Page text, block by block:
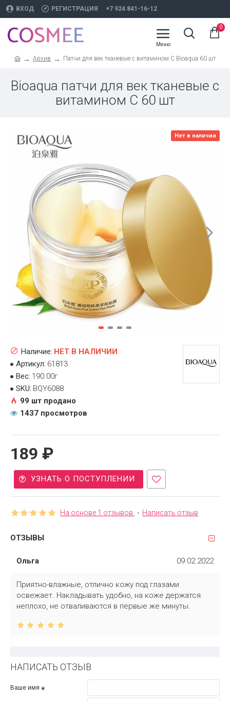
ВХОД РЕГИСТРАЦИЯ +7 924 841-16-12
0
Архив Патчи для век тканевые с витамином С Bioaqua 60 шт
Bioaqua патчи для век тканевые с
витамином С 60 шт
Нет в наличии
На основе 1 отзывов. - Написать отзыв
189 ₽
Наличие: НЕТ В НАЛИЧИИ
Артикул: 61813
Вес: 190.00г
SKU: BQY6088
99 шт продано
1437 просмотров
УЗНАТЬ О ПОСТУПЛЕНИИ
ОТЗЫВЫ
Ольга 09.02.2022
Приятно-влажные, отлично кожу под глазами
освежает. Накладывать удобно, на коже держатся
неплохо, не отваливаются в первые же минуты.
НАПИСАТЬ ОТЗЫВ
Ваше имя